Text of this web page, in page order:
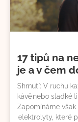
17 tipů na
je a v čem
Shrnutí: V ruchu
kávě nebo sladké
Zapomínáme
elektrolyty, které